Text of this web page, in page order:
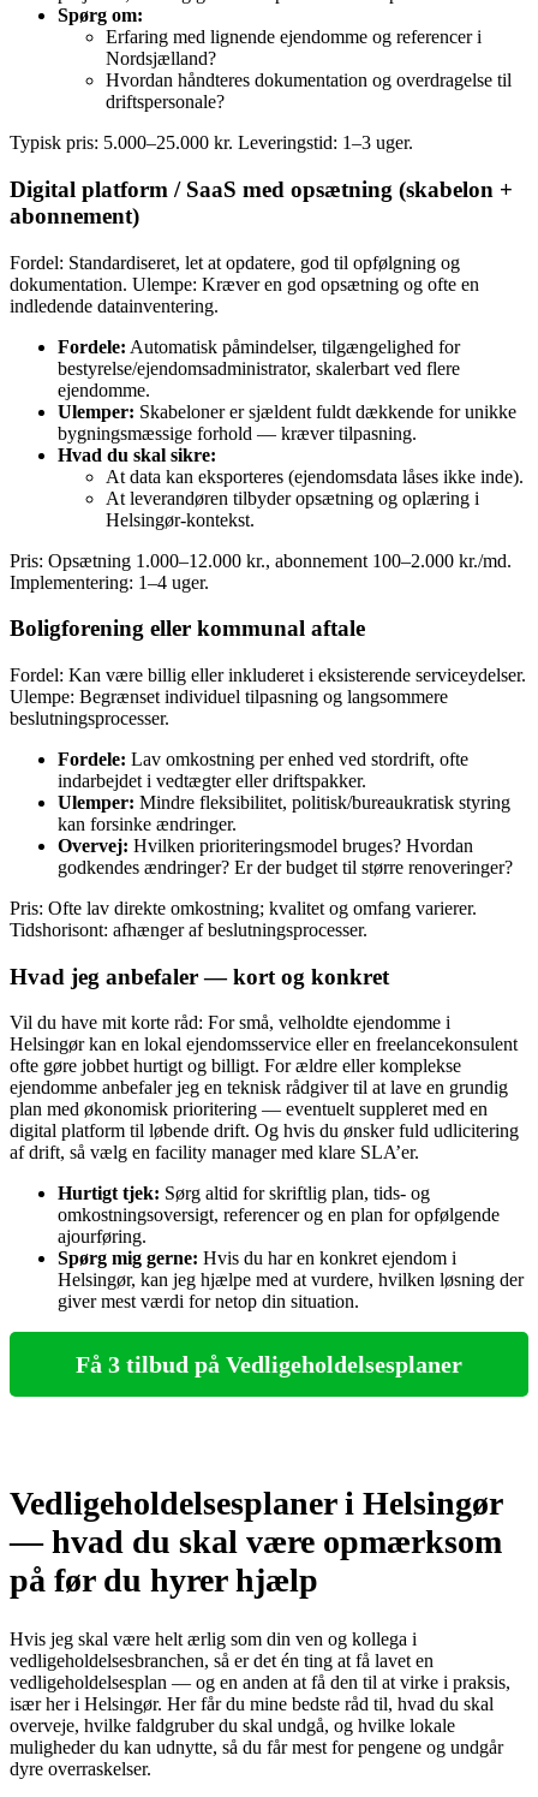
Spørg om:
Erfaring med lignende ejendomme og referencer i
Nordsjælland?
Hvordan håndteres dokumentation og overdragelse til
driftspersonale?
Typisk pris: 5.000–25.000 kr. Leveringstid: 1–3 uger.
Digital platform / SaaS med opsætning (skabelon +
abonnement)
Fordel: Standardiseret, let at opdatere, god til opfølgning og
dokumentation. Ulempe: Kræver en god opsætning og ofte en
indledende datainventering.
Fordele: Automatisk påmindelser, tilgængelighed for
bestyrelse/ejendomsadministrator, skalerbart ved flere
ejendomme.
Ulemper: Skabeloner er sjældent fuldt dækkende for unikke
bygningsmæssige forhold — kræver tilpasning.
Hvad du skal sikre:
At data kan eksporteres (ejendomsdata låses ikke inde).
At leverandøren tilbyder opsætning og oplæring i
Helsingør-kontekst.
Pris: Opsætning 1.000–12.000 kr., abonnement 100–2.000 kr./md.
Implementering: 1–4 uger.
Boligforening eller kommunal aftale
Fordel: Kan være billig eller inkluderet i eksisterende serviceydelser.
Ulempe: Begrænset individuel tilpasning og langsommere
beslutningsprocesser.
Fordele: Lav omkostning per enhed ved stordrift, ofte
indarbejdet i vedtægter eller driftspakker.
Ulemper: Mindre fleksibilitet, politisk/bureaukratisk styring
kan forsinke ændringer.
Overvej: Hvilken prioriteringsmodel bruges? Hvordan
godkendes ændringer? Er der budget til større renoveringer?
Pris: Ofte lav direkte omkostning; kvalitet og omfang varierer.
Tidshorisont: afhænger af beslutningsprocesser.
Hvad jeg anbefaler — kort og konkret
Vil du have mit korte råd: For små, velholdte ejendomme i
Helsingør kan en lokal ejendomsservice eller en freelancekonsulent
ofte gøre jobbet hurtigt og billigt. For ældre eller komplekse
ejendomme anbefaler jeg en teknisk rådgiver til at lave en grundig
plan med økonomisk prioritering — eventuelt suppleret med en
digital platform til løbende drift. Og hvis du ønsker fuld udlicitering
af drift, så vælg en facility manager med klare SLA’er.
Hurtigt tjek: Sørg altid for skriftlig plan, tids- og
omkostningsoversigt, referencer og en plan for opfølgende
ajourføring.
Spørg mig gerne: Hvis du har en konkret ejendom i
Helsingør, kan jeg hjælpe med at vurdere, hvilken løsning der
giver mest værdi for netop din situation.
Få 3 tilbud på Vedligeholdelsesplaner
Vedligeholdelsesplaner i Helsingør
— hvad du skal være opmærksom
på før du hyrer hjælp
Hvis jeg skal være helt ærlig som din ven og kollega i
vedligeholdelsesbranchen, så er det én ting at få lavet en
vedligeholdelsesplan — og en anden at få den til at virke i praksis,
især her i Helsingør. Her får du mine bedste råd til, hvad du skal
overveje, hvilke faldgruber du skal undgå, og hvilke lokale
muligheder du kan udnytte, så du får mest for pengene og undgår
dyre overraskelser.